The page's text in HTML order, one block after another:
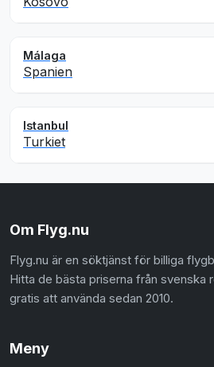
Málaga
Spanien
Istanbul
Turkiet
Om Flyg.nu
Flyg.nu är en söktjänst för billiga
Hitta de bästa priserna från svenska
gratis att använda sedan 2010.
Meny